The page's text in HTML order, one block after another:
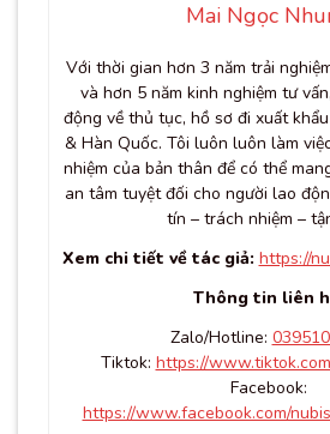
Mai Ngọc
Với thời gian hơn 3 năm trải
và hơn 5 năm kinh nghiệm tư
động về thủ tục, hồ sơ đi xuất
& Hàn Quốc. Tôi luôn luôn làm
nhiệm của bản thân để có thể
an tâm tuyệt đối cho người lao
tín – trách nhiệm –
Xem chi tiết về tác giả: https://
Thông tin liên
Zalo/Hotline:
Tiktok: https://
Facebook:
https://www.facebook.com/